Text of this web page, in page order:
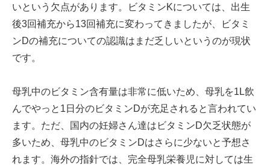
いという欠点があります。ビタミンKについては、出生
後3回補充から13回補充に変わってきましたが、ビタミ
ンDの補充についての認識はまだ乏しいというのが現状
です。
母乳中のビタミン含有量は非常に低いため、母乳を1L飲
んでやっと1日分のビタミンDが充足されると言われてい
ます。ただ、国内の妊婦さん達はビタミンD欠乏状態が
多いため、母乳中のビタミンDはさらに少ないと予想さ
れます。海外の指針では、完全母乳栄養児に対しては生